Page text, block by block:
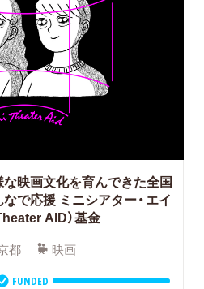
な映画文化を育んできた全国
で応援ミニシアター・エイ
AID）基金
都 映画
FUNDED